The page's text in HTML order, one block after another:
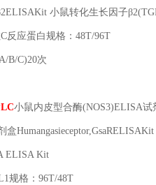
小鼠转化生长因子
反应蛋白规格：48T/96T
B/C)20次
小鼠内皮型合酶(NOS3)ELISA
盒
ELISA Kit
规格：96T/48T